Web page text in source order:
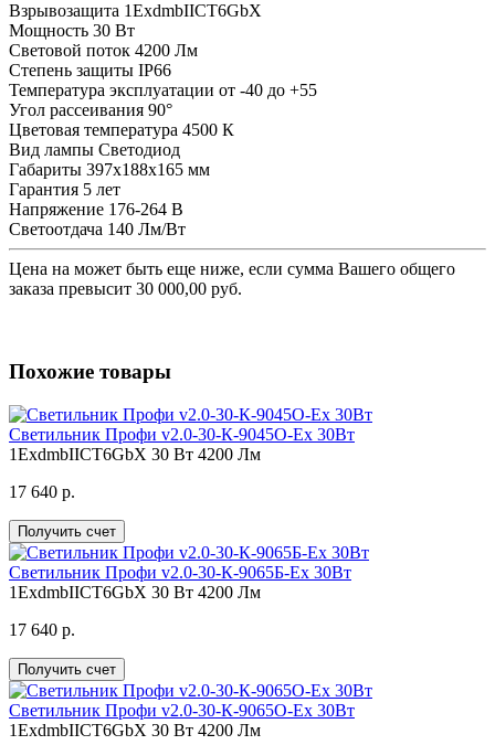
Взрывозащита 1ExdmbIICT6GbX
Мощность 30 Вт
Световой поток 4200 Лм
Степень защиты IP66
Температура эксплуатации от -40 до +55
Угол рассеивания 90°
Цветовая температура 4500 К
Вид лампы Светодиод
Габариты 397x188x165 мм
Гарантия 5 лет
Напряжение 176-264 В
Светоотдача 140 Лм/Вт
Цена на может быть еще ниже, если сумма Вашего общего
заказа превысит 30 000,00 руб.
Похожие товары
Светильник Профи v2.0-30-К-9045О-Ex 30Вт
1ExdmbIICT6GbX 30 Вт 4200 Лм
17 640 р.
Получить счет
Светильник Профи v2.0-30-К-9065Б-Ex 30Вт
1ExdmbIICT6GbX 30 Вт 4200 Лм
17 640 р.
Получить счет
Светильник Профи v2.0-30-К-9065О-Ex 30Вт
1ExdmbIICT6GbX 30 Вт 4200 Лм